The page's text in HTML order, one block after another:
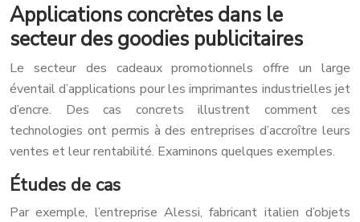
Applications concrètes dans le
secteur des goodies publicitaires
Le secteur des cadeaux promotionnels offre un large
éventail d’applications pour les imprimantes industrielles jet
d’encre. Des cas concrets illustrent comment ces
technologies ont permis à des entreprises d’accroître leurs
ventes et leur rentabilité. Examinons quelques exemples.
Études de cas
Par exemple, l’entreprise Alessi, fabricant italien d’objets